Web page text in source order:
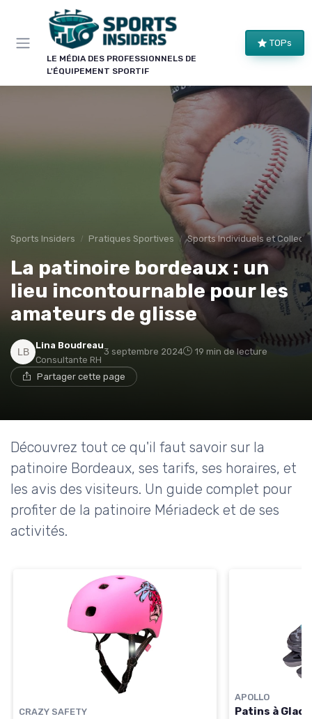
LE MÉDIA DES PROFESSIONNELS DE
L'ÉQUIPEMENT SPORTIF
TOPs
Sports Insiders Pratiques Sportives Sports Individuels et
La patinoire bordeaux : un
lieu incontournable pour les
amateurs de glisse
Lina Boudreau
Consultante RH
3 septembre 2024 19 min de lecture
Partager cette page
Découvrez tout ce qu'il faut savoir sur la
patinoire Bordeaux, ses tarifs, ses horaires, et
les avis des visiteurs. Un guide complet pour
profiter de la patinoire Mériadeck et de ses
activités.
CRAZY SAFETY
APOLLO
Patins à
Panneau de gestion des cookies